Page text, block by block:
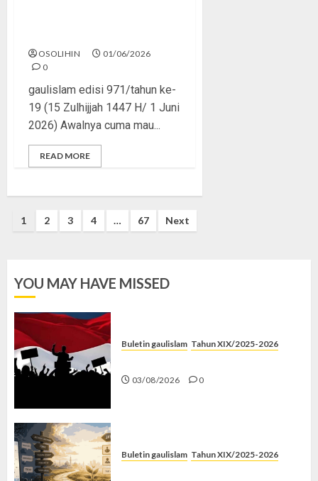
OSOLIHIN
01/06/2026
0
gaulislam edisi 971/tahun ke-
19 (15 Zulhijjah 1447 H/ 1 Juni
2026) Awalnya cuma mau...
READ MORE
Posts
1 2 3 4 … 67 Next
YOU MAY HAVE MISSED
Buletin gaulislam Tahun XIX/2025-2026
03/08/2026 0
Buletin gaulislam Tahun XIX/2025-2026